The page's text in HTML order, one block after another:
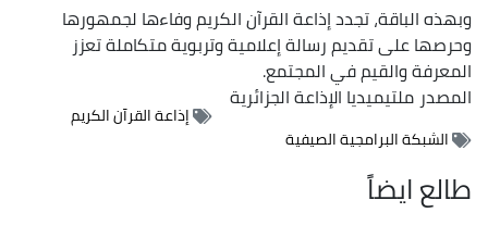
​وبهذه الباقة، تجدد إذاعة القرآن الكريم وفاءها لجمهورها
وحرصها على تقديم رسالة إعلامية وتربوية متكاملة تعزز
المعرفة والقيم في المجتمع.
المصدرملتيميديا الإذاعة الجزائرية
إذاعة القرآن الكريم
الشبكة البرامجية الصيفية
طالع ايضاً